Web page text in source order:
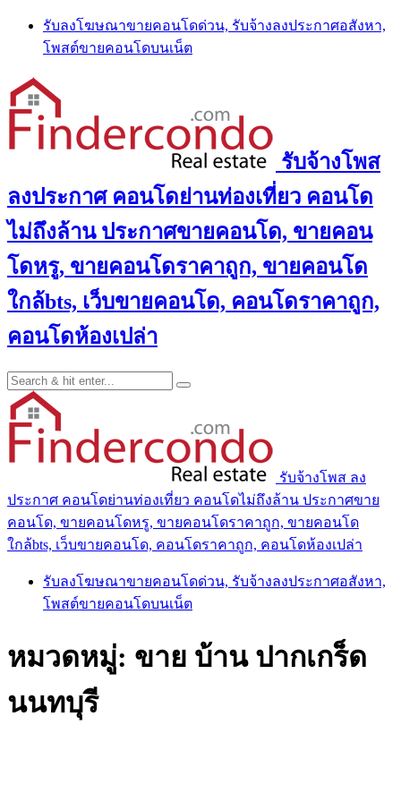
Skip
content
รับลงโฆษณาขายคอนโดด่วน, รับจ้างลงประกาศอสังหา,
โพสต์ขายคอนโดบนเน็ต
รับจ้างโพส
ลงประกาศ คอนโดย่านท่องเที่ยว คอนโด
ไม่ถึงล้าน ประกาศขายคอนโด, ขายคอน
โดหรู, ขายคอนโดราคาถูก, ขายคอนโด
ใกล้bts, เว็บขายคอนโด, คอนโดราคาถูก,
คอนโดห้องเปล่า
รับจ้างโพส ลง
ประกาศ คอนโดย่านท่องเที่ยว คอนโดไม่ถึงล้าน ประกาศขาย
คอนโด, ขายคอนโดหรู, ขายคอนโดราคาถูก, ขายคอนโด
ใกล้bts, เว็บขายคอนโด, คอนโดราคาถูก, คอนโดห้องเปล่า
รับลงโฆษณาขายคอนโดด่วน, รับจ้างลงประกาศอสังหา,
โพสต์ขายคอนโดบนเน็ต
หมวดหมู่: ขาย บ้าน ปากเกร็ด
นนทบุรี